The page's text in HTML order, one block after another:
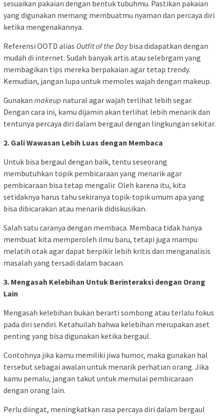
sesuaikan pakaian dengan bentuk tubuhmu. Pastikan pakaian
yang digunakan memang membuatmu nyaman dan percaya diri
ketika mengenakannya.
Referensi OOTD alias Outfit of the Daybisa didapatkan dengan
mudah di internet. Sudah banyak artis atau selebrgam yang
membagikan tips mereka berpakaian agar tetap trendy.
Kemudian, jangan lupa untuk memoles wajah dengan makeup.
Gunakan makeup natural agar wajah terlihat lebih segar.
Dengan cara ini, kamu dijamin akan terlihat lebih menarik dan
tentunya percaya diri dalam bergaul dengan lingkungan sekitar.
2. Gali Wawasan Lebih Luas dengan Membaca
Untuk bisa bergaul dengan baik, tentu seseorang
membutuhkan topik pembicaraan yang menarik agar
pembicaraan bisa tetap mengalir. Oleh karena itu, kita
setidaknya harus tahu sekiranya topik-topik umum apa yang
bisa dibicarakan atau menarik didiskusikan.
Salah satu caranya dengan membaca. Membaca tidak hanya
membuat kita memperoleh ilmu baru, tetapi juga mampu
melatih otak agar dapat berpikir lebih kritis dan menganalisis
masalah yang tersadi dalam bacaan.
3. Mengasah Kelebihan Untuk Berinteraksi dengan Orang
Lain
Mengasah kelebihan bukan berarti sombong atau terlalu fokus
pada diri sendiri. Ketahuilah bahwa kelebihan merupakan aset
penting yang bisa digunakan ketika bergaul.
Contohnya jika kamu memiliki jiwa humor, maka gunakan hal
tersebut sebagai awalan untuk menarik perhatian orang. Jika
kamu pemalu, jangan takut untuk memulai pembicaraan
dengan orang lain.
Perlu diingat, meningkatkan rasa percaya diri dalam bergaul